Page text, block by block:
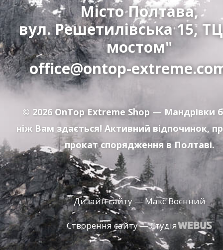
Місто Полтава,
вул. Решетилівська 15,
мостом"
office@ontop-
© 2026 OnTop Extreme Shop — Мандрівки
ніж Вам здається! Активний відпочинок,
прокат спорядження в Полтаві.
Дизайн сайту — Макс Воєнний
Створення сайту — Студія